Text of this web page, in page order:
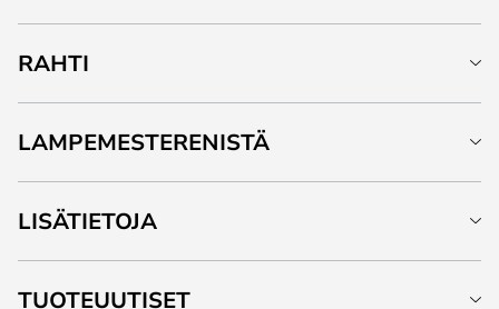
RAHTI
LAMPEMESTERENISTÄ
LISÄTIETOJA
TUOTEUUTISET